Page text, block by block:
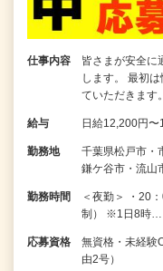
仕事内容
皆さまが安全に
します。 最初
ていただきます
給与 日給12,200円〜
勤務地
千葉県松戸市・
鎌ケ谷市・流山
勤務時間
＜夜勤＞ ・20
制） ※1日8時…
応募資格
無資格・未経験
由2号）